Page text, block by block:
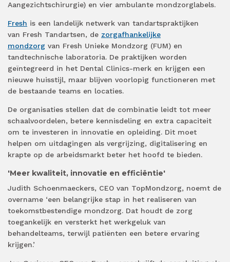
Aangezichtschirurgie) en vier ambulante mondzorglabels.
Fresh is een landelijk netwerk van tandartspraktijken
van Fresh Tandartsen, de zorgafhankelijke
mondzorg van Fresh Unieke Mondzorg (FUM) en
tandtechnische laboratoria. De praktijken worden
geïntegreerd in het Dental Clinics-merk en krijgen een
nieuwe huisstijl, maar blijven voorlopig functioneren met
de bestaande teams en locaties.
De organisaties stellen dat de combinatie leidt tot meer
schaalvoordelen, betere kennisdeling en extra capaciteit
om te investeren in innovatie en opleiding. Dit moet
helpen om uitdagingen als vergrijzing, digitalisering en
krapte op de arbeidsmarkt beter het hoofd te bieden.
'Meer kwaliteit, innovatie en efficiëntie'
Judith Schoenmaeckers, CEO van TopMondzorg, noemt de
overname ‘een belangrijke stap in het realiseren van
toekomstbestendige mondzorg. Dat houdt de zorg
toegankelijk en versterkt het werkgeluk van
behandelteams, terwijl patiënten een betere ervaring
krijgen.’